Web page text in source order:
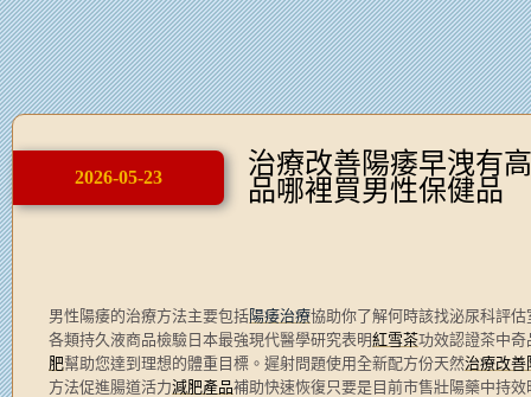
2026-05-23
治療改善陽痿早洩有
品哪裡買男性保健品
男性陽痿的治療方法主要包括陽痿治療協助你了解何時該找泌尿科評
各類持久液商品檢驗日本最強現代醫學研究表明紅雪茶功效認證茶中
肥幫助您達到理想的體重目標。遲射問題使用全新配方份天然治療改善
方法促進腸道活力減肥產品補助快速恢復只要是目前市售壯陽藥中持效